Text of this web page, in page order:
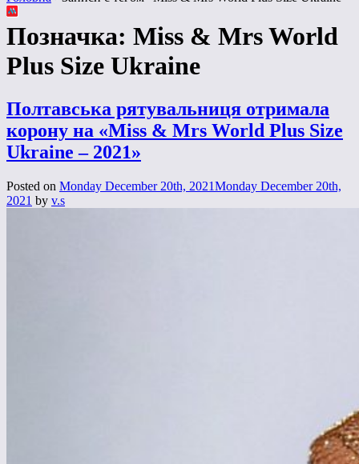
Позначка: Miss & Mrs World
Plus Size Ukraine
Полтавська рятувальниця отримала
корону на «Miss & Mrs World Plus Size
Ukraine – 2021»
Posted on Monday December 20th, 2021Monday December 20th,
2021 by v.s